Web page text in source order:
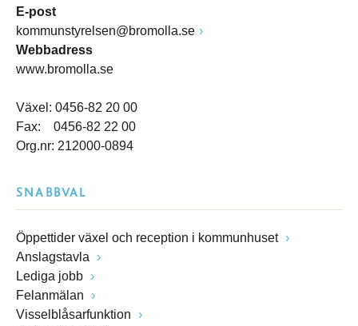
E-post
kommunstyrelsen@bromolla.se
Webbadress
www.bromolla.se
Växel: 0456-82 20 00
Fax: 0456-82 22 00
Org.nr: 212000-0894
SNABBVAL
Öppettider växel och reception i kommunhuset
Anslagstavla
Lediga jobb
Felanmälan
Visselblåsarfunktion